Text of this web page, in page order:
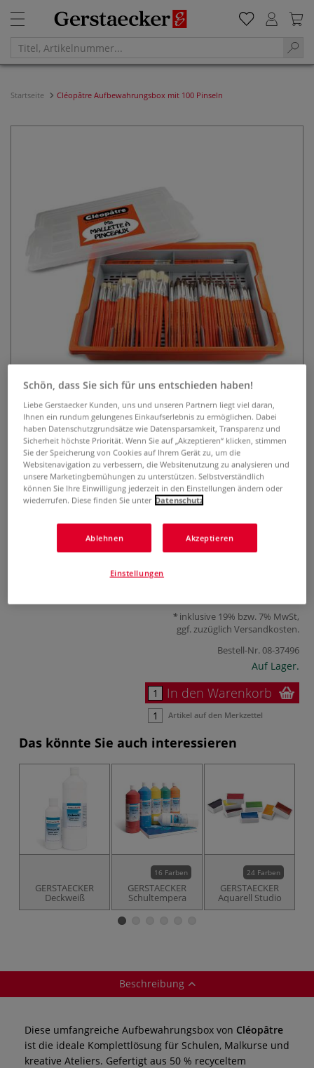
Startseite Cléopâtre Aufbewahrungsbox mit 100 Pinseln
Cléopâtre Aufbewahrungsbox mit
100 Pinseln
0 Bewertungen
praktischer Box aus Recyclingkunststoff. Inklusive
Sortiereinsatz und Tropfschale. Ideal für Schulen, Ateliers
und kreative Projekte.
Mehr
inklusive 19% bzw. 7% MwSt,
ggf. zuzüglich Versandkosten.
Bestell-Nr.08-37496
Auf Lager.
In den Warenkorb
Artikel auf den Merkzettel
Das könnte Sie auch interessieren
GERSTAECKER
Deckweiß
16 Farben
GERSTAECKER
Schultempera
24 Farben
GERSTAECKER
Aquarell Studio
Beschreibung
Diese umfangreiche Aufbewahrungsbox von Cléopâtre
ist die ideale Komplettlösung für Schulen, Malkurse und
kreative Ateliers. Gefertigt aus 50 % recyceltem
Schön, dass Sie sich für uns entschieden haben!
Liebe Gerstaecker Kunden, uns und unseren Partnern liegt viel daran,
Ihnen ein rundum gelungenes Einkaufserlebnis zu ermöglichen. Dabei
haben Datenschutzgrundsätze wie Datensparsamkeit, Transparenz und
Sicherheit höchste Priorität. Wenn Sie auf „Akzeptieren“ klicken, stimmen
Sie der Speicherung von Cookies auf Ihrem Gerät zu, um die
Websitenavigation zu verbessern, die Websitenutzung zu analysieren und
unsere Marketingbemühungen zu unterstützen. Selbstverständlich
können Sie Ihre Einwilligung jederzeit in den Einstellungen ändern oder
wiederrufen. Diese finden Sie unter Datenschutz
Ablehnen Akzeptieren
Einstellungen